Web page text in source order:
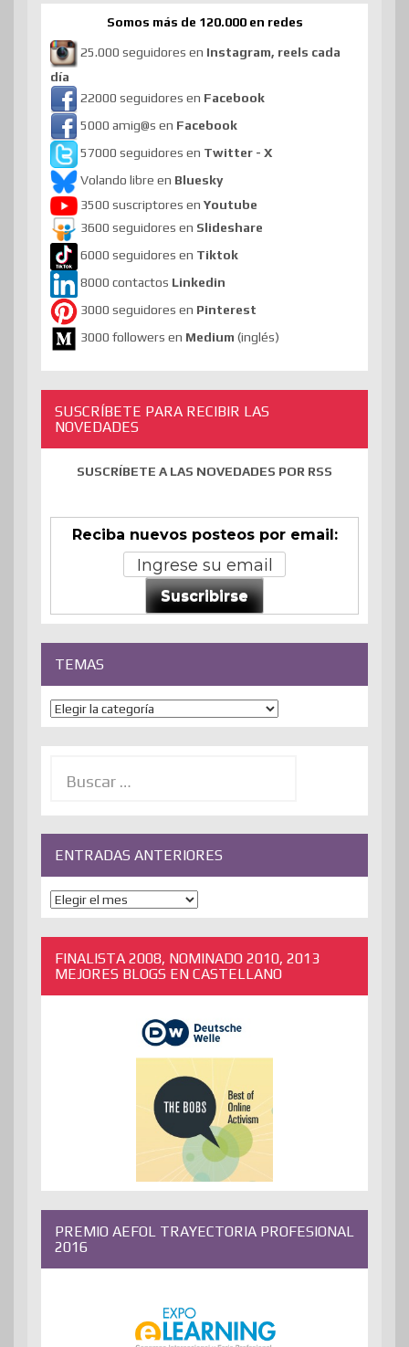
Somos más de 120.000 en redes
25.000 seguidores en Instagram, reels cada
día
22000 seguidores en Facebook
5000 amig@s en Facebook
57000 seguidores en Twitter - X
Volando libre en Bluesky
3500 suscriptores en Youtube
3600 seguidores en Slideshare
6000 seguidores en Tiktok
8000 contactos Linkedin
3000 seguidores en Pinterest
3000 followers en Medium (inglés)
SUSCRÍBETE PARA RECIBIR LAS
NOVEDADES
SUSCRÍBETE A LAS NOVEDADES POR RSS
Reciba nuevos posteos por email:
Suscribirse
TEMAS
Temas
ENTRADAS ANTERIORES
ENTRADAS
ANTERIORES
FINALISTA 2008, NOMINADO 2010, 2013
MEJORES BLOGS EN CASTELLANO
PREMIO AEFOL TRAYECTORIA PROFESIONAL
2016